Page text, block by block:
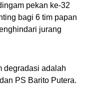
pekan ke-32
bagi 6 tim papan
jurang
degradasi adalah
PS Barito Putera.